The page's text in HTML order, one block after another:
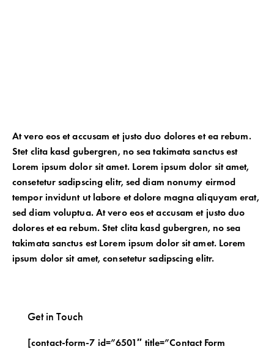
At vero eos et accusam et justo duo dolores et ea rebum.
Stet clita kasd gubergren, no sea takimata sanctus est
Lorem ipsum dolor sit amet. Lorem ipsum dolor sit amet,
consetetur sadipscing elitr, sed diam nonumy eirmod
tempor invidunt ut labore et dolore magna aliquyam erat,
sed diam voluptua. At vero eos et accusam et justo duo
dolores et ea rebum. Stet clita kasd gubergren, no sea
takimata sanctus est Lorem ipsum dolor sit amet. Lorem
ipsum dolor sit amet, consetetur sadipscing elitr.
Get in Touch
[contact-form-7 id=”6501″ title=”Contact Form